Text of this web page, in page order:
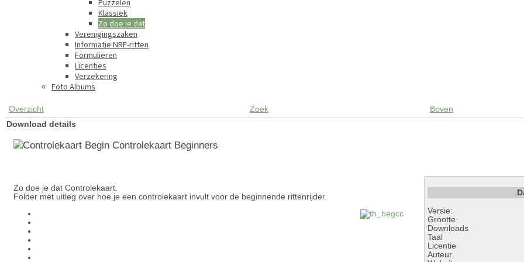
Puzzelen
Klassiek
Zo doe je dat
Verenigingszaken
Informatie NRF-ritten
Formulieren
Licenties
Verzekering
Foto Albums
Overzicht Zoek
Boven
Download details
Controlekaart Beginners
Zo doe je dat Controlekaart.
Folder met uitleg over hoe je een controlekaart invult voor de beginnende rittenrijder.
Versie:
Grootte
Downloads
Taal
Licentie
Auteur